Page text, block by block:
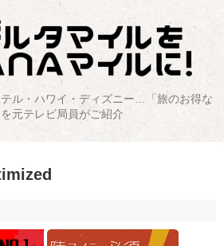
ル・ハワイ・ディズニー…「旅のお得な
元テレビ局員がご紹介